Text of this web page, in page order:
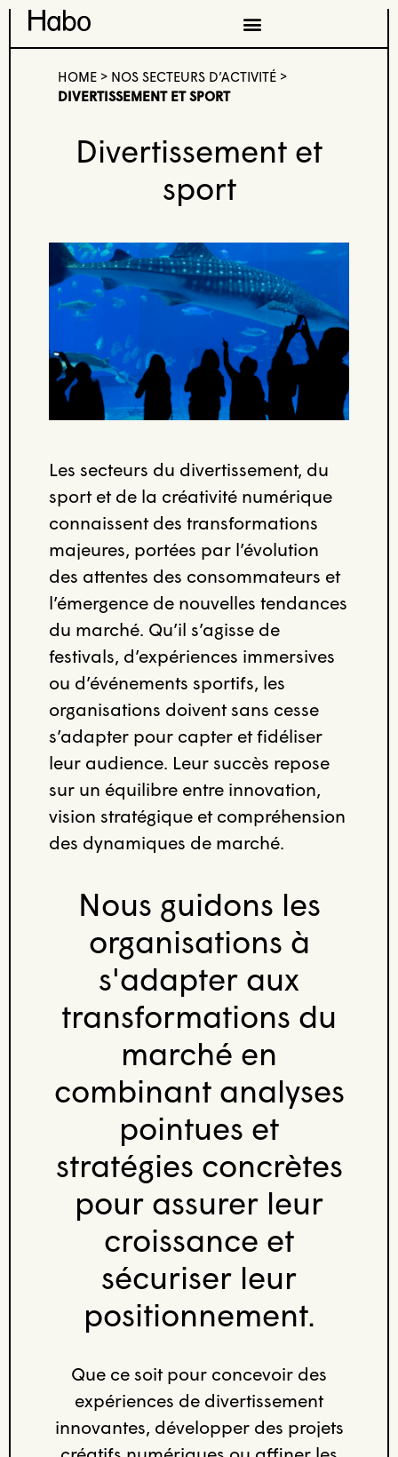
HOME> NOS SECTEURS D’ACTIVITÉ>
DIVERTISSEMENT ET SPORT
Divertissement et
sport
Les secteurs du divertissement, du
sport et de la créativité numérique
connaissent des transformations
majeures, portées par l’évolution
des attentes des consommateurs et
l’émergence de nouvelles tendances
du marché. Qu’il s’agisse de
festivals, d’expériences immersives
ou d’événements sportifs, les
organisations doivent sans cesse
s’adapter pour capter et fidéliser
leur audience. Leur succès repose
sur un équilibre entre innovation,
vision stratégique et compréhension
des dynamiques de marché.
Nous guidons les
organisations à
s'adapter aux
transformations du
marché en
combinant analyses
pointues et
stratégies concrètes
pour assurer leur
croissance et
sécuriser leur
positionnement.
Que ce soit pour concevoir des
expériences de divertissement
innovantes, développer des projets